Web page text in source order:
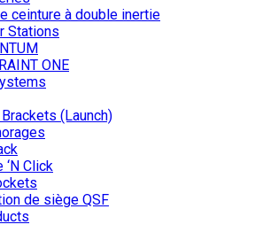
ceinture à double inertie
Stations
ONE
(Launch)
‘N Click
de siège QSF